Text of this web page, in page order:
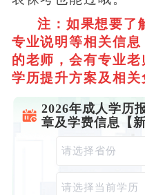
注：如果想要了
专业说明等相关信
的老师，会有专业
学历提升方案及相关
2026年成人学历
章及学费信息【